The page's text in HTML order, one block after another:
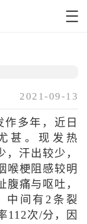
2021-09-13
多年，近日
甚。现发热
汗出较少，
喉梗阻感较明
痛与呕吐，
中间有2条裂
112次/分，因